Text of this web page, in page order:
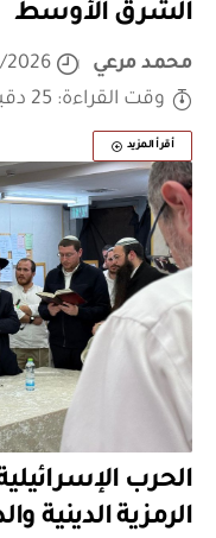
الشرق الأوسط
محمد مرعي
2026
وقت القراءة: 25 دقيقة
أقرأ المزيد
الحرب
الرمزية الدينية